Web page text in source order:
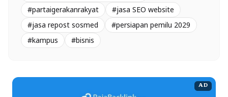
#partaigerakanrakyat
#jasa SEO website
#jasa repost sosmed
#persiapan pemilu 2029
#kampus
#bisnis
AD